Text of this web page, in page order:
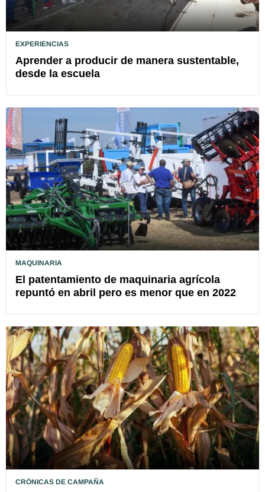
EXPERIENCIAS
Aprender a producir de manera sustentable,
desde la escuela
MAQUINARIA
El patentamiento de maquinaria agrícola
repuntó en abril pero es menor que en 2022
CRÓNICAS DE CAMPAÑA